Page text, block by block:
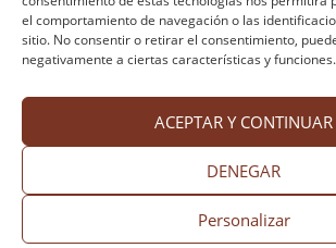
el comportamiento de navegación o las
sitio. No consentir o retirar el consentimiento,
negativamente a ciertas características y funciones.
ACEPTAR Y CONTINUAR
DENEGAR
Personalizar
Ser voluntario
Política de privacidad·
cookies·Accesibilidad
Diseño web Nuntium Comunicación